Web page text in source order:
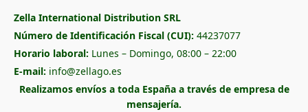
Zella International Distribution SRL
Número de Identificación Fiscal (CUI): 44237077
Horario laboral: Lunes – Domingo, 08:00 – 22:00
E-mail: info@zellago.es
Realizamos envíos a toda España a través de empresa de
mensajería.